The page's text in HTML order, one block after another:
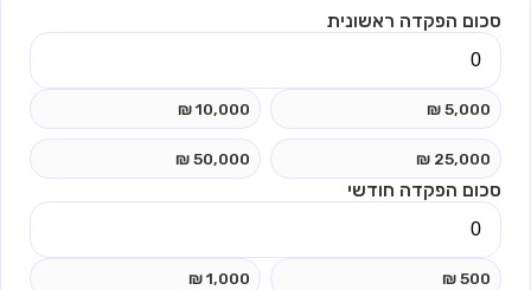
סכום הפקדה ראשונית
5,000 ₪
10,000 ₪
25,000 ₪
50,000 ₪
סכום הפקדה חודשי
500 ₪
1,000 ₪